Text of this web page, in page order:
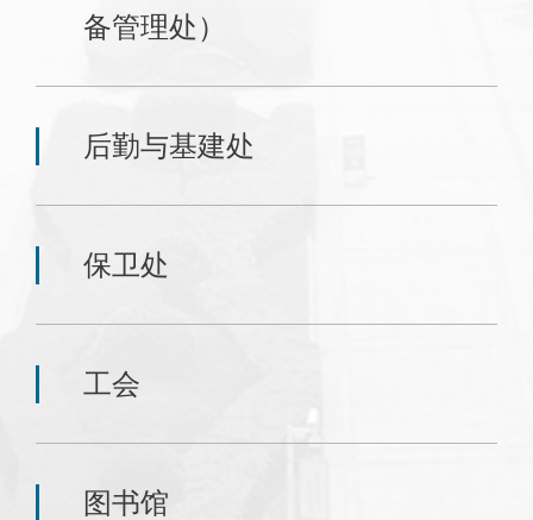
备管理处）
后勤与基建处
保卫处
工会
图书馆